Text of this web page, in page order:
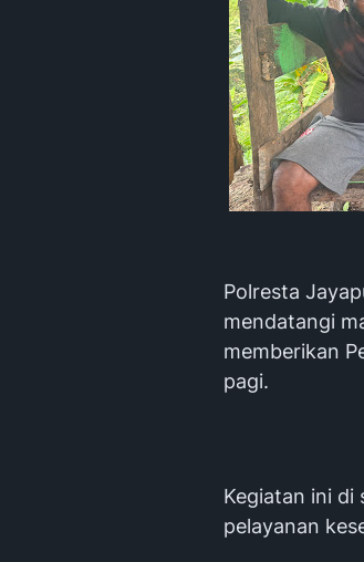
Polresta
mendatangi
memberikan
pagi.
Kegiatan ini di
pelayanan